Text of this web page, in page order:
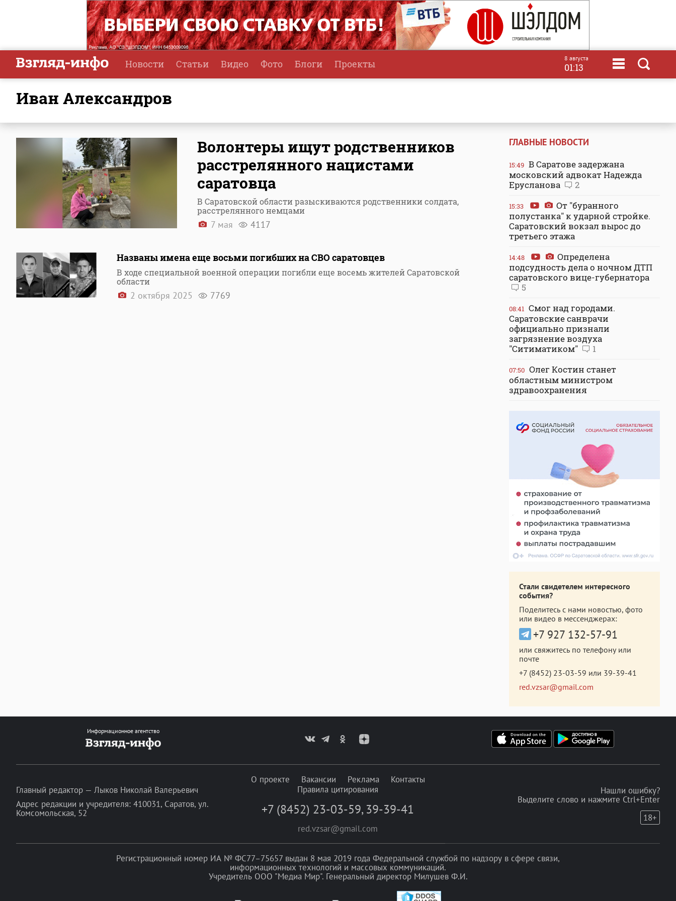
Новости Статьи Видео Фото Блоги Проекты 8 августа
01:13
Иван Александров
Волонтеры ищут родственников
расстрелянного нацистами
саратовца
В Саратовской области разыскиваются родственники солдата,
расстрелянного немцами
7 мая 4117
Названы имена еще восьми погибших на СВО саратовцев
В ходе специальной военной операции погибли еще восемь жителей Саратовской
области
2 октября 2025 7769
ГЛАВНЫЕ НОВОСТИ
15:49 В Саратове задержана
московский адвокат Надежда
Ерусланова
2
15:33
От "буранного
полустанка" к ударной стройке.
Саратовский вокзал вырос до
третьего этажа
14:48
Определена
подсудность дела о ночном ДТП
саратовского вице-губернатора
5
08:41 Смог над городами.
Саратовские санврачи
официально признали
загрязнение воздуха
"Ситиматиком"
1
07:50 Олег Костин станет
областным министром
здравоохранения
Стали свидетелем интересного
события?
Поделитесь с нами новостью, фото
или видео в мессенджерах:
+7 927 132-57-91
или свяжитесь по телефону или
почте
+7 (8452) 23-03-59 или 39-39-41
red.vzsar@gmail.com
Информационное агентство
Главный редактор — Лыков Николай Валерьевич
Адрес редакции и учредителя: 410031, Саратов, ул.
Комсомольская, 52
О проекте Вакансии Реклама
Контакты
Правила цитирования
+7 (8452) 23-03-59, 39-39-41
red.vzsar@gmail.com
Нашли ошибку?
Выделите слово и нажмите Ctrl+Enter
18+
Регистрационный номер ИА № ФС77–75657 выдан 8 мая 2019 года Федеральной службой по надзору в сфере связи,
информационных технологий и массовых коммуникаций.
Учредитель ООО "Медиа Мир". Генеральный директор Милушев Ф.И.